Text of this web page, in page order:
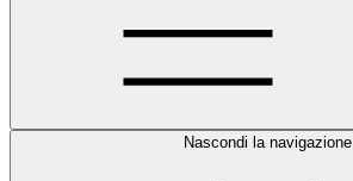
Nascondi la navigazione